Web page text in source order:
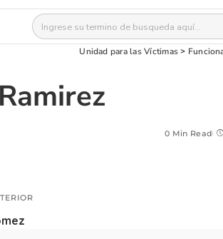
Buscar:
Unidad para las Víctimas >
0 Min Read